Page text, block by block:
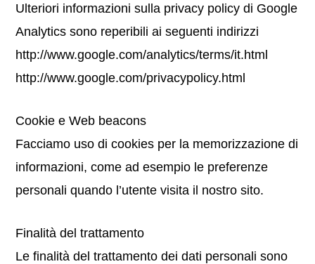
Ulteriori informazioni sulla privacy policy di Google
Analytics sono reperibili ai seguenti indirizzi
http://www.google.com/analytics/terms/it.html
http://www.google.com/privacypolicy.html
Cookie e Web beacons
Facciamo uso di cookies per la memorizzazione di
informazioni, come ad esempio le preferenze
personali quando l’utente visita il nostro sito.
Finalità del trattamento
Le finalità del trattamento dei dati personali sono